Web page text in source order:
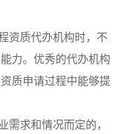
资质代办机构时，不
力。优秀的代办机构
质申请过程中能够提
需求和情况而定的，